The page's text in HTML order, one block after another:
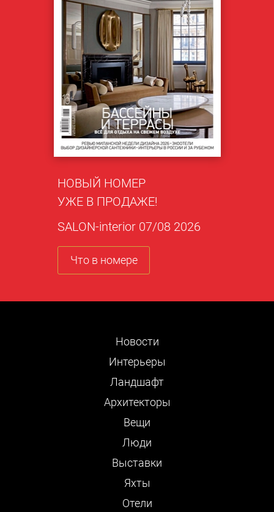
НОВЫЙ НОМЕР
УЖЕ В ПРОДАЖЕ!
SALON-interior 07/08 2026
Что в номере
Новости
Интерьеры
Ландшафт
Архитекторы
Вещи
Люди
Выставки
Яхты
Отели